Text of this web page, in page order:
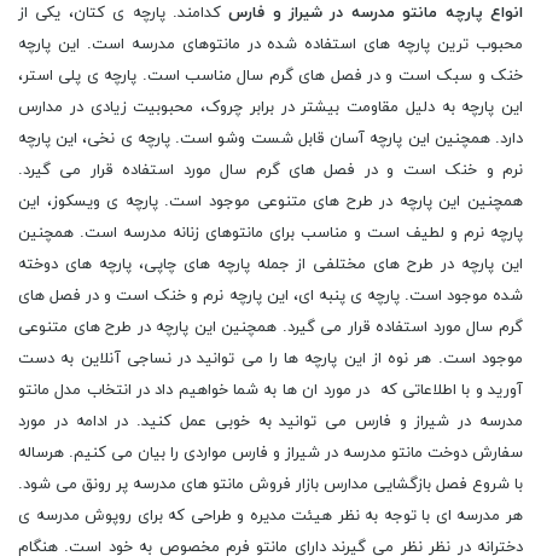
انواع پارچه مانتو مدرسه در شیراز و فارسکدامند. پارچه ی کتان، یکی از
محبوب ترین پارچه های استفاده شده در مانتوهای مدرسه است. این پارچه
خنک و سبک است و در فصل های گرم سال مناسب است. پارچه ی پلی استر،
این پارچه به دلیل مقاومت بیشتر در برابر چروک، محبوبیت زیادی در مدارس
دارد. همچنین این پارچه آسان قابل شست وشو است. پارچه ی نخی، این پارچه
نرم و خنک است و در فصل های گرم سال مورد استفاده قرار می گیرد.
همچنین این پارچه در طرح های متنوعی موجود است. پارچه ی ویسکوز، این
پارچه نرم و لطیف است و مناسب برای مانتوهای زنانه مدرسه است. همچنین
این پارچه در طرح های مختلفی از جمله پارچه های چاپی، پارچه های دوخته
شده موجود است. پارچه ی پنبه ای، این پارچه نرم و خنک است و در فصل های
گرم سال مورد استفاده قرار می گیرد. همچنین این پارچه در طرح های متنوعی
موجود است. هر نوه از این پارچه ها را می توانید در نساجی آنلاین به دست
آورید و با اطلاعاتی که در مورد ان ها به شما خواهیم داد در انتخاب مدل مانتو
مدرسه در شیراز و فارس می توانید به خوبی عمل کنید. در ادامه در مورد
سفارش دوخت مانتو مدرسه در شیراز و فارس مواردی را بیان می کنیم. هرساله
با شروع فصل بازگشایی مدارس بازار فروش مانتو های مدرسه پر رونق می شود.
هر مدرسه ای با توجه به نظر هیئت مدیره و طراحی که برای روپوش مدرسه ی
دخترانه در نظر نظر می گیرند دارای مانتو فرم مخصوص به خود است. هنگام